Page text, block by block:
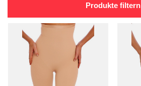
Produkte filtern